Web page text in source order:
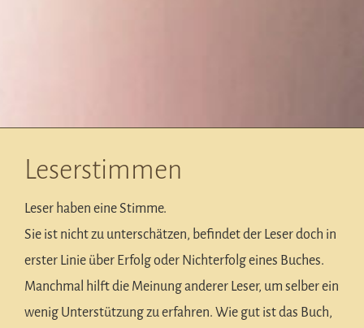
Leserstimmen
Leser haben eine Stimme.
Sie ist nicht zu unterschätzen, befindet der Leser doch in
erster Linie über Erfolg oder Nichterfolg eines Buches.
Manchmal hilft die Meinung anderer Leser, um selber ein
wenig Unterstützung zu erfahren. Wie gut ist das Buch,